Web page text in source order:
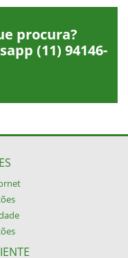
procura?
(11) 94146-